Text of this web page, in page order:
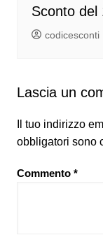
Sconto del
codicesconti
Lascia un
Il tuo indirizzo
obbligatori sono
Commento *